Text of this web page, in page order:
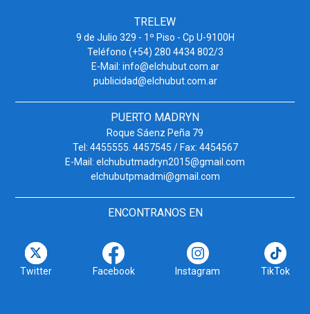
TRELEW
9 de Julio 329 - 1º Piso - Cp U-9100H
Teléfono (+54) 280 4434 802/3
E-Mail: info@elchubut.com.ar
publicidad@elchubut.com.ar
PUERTO MADRYN
Roque Sáenz Peña 79
Tel: 4455555. 4457545 / Fax: 4454567
E-Mail: elchubutmadryn2015@gmail.com
elchubutpmadmi@gmail.com
ENCONTRANOS EN
Twitter Facebook Instagram TikTok